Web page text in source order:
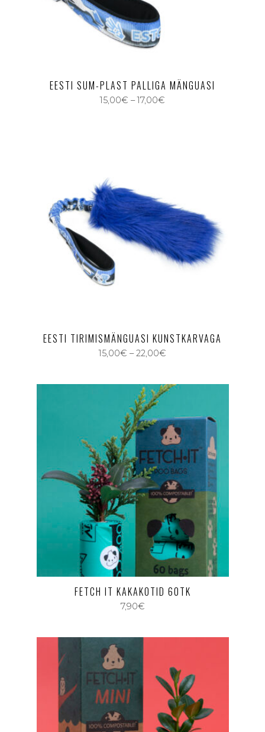
EESTI SUM-PLAST PALLIGA MÄNGUASI
15,00€ – 17,00€
EESTI TIRIMISMÄNGUASI KUNSTKARVAGA
15,00€ – 22,00€
FETCH IT KAKAKOTID 60TK
7,90€